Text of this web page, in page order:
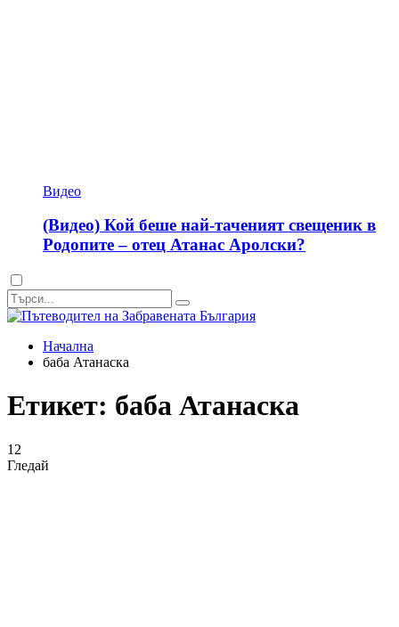
Видео
(Видео) Кой беше най-таченият свещеник в
Родопите – отец Атанас Аролски?
Dark
mode
Начална
баба Атанаска
Етикет: баба Атанаска
12
Гледай